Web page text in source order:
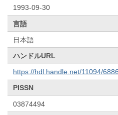
1993-09-30
言語
日本語
ハンドルURL
https://hdl.handle.net/11094/
PISSN
03874494